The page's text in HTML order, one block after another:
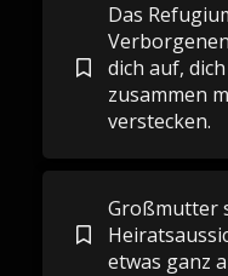
Das
dich auf,
zusammen
verstecken.
Großmutter
etwas ganz